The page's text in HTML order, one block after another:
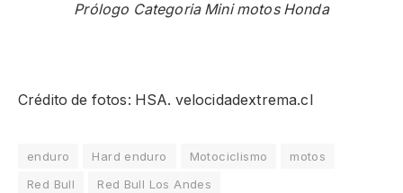
Prólogo Categoria Mini motos Honda
Crédito de fotos: HSA. velocidadextrema.cl
enduro Hard enduro Motociclismo
motos
Red Bull
Red Bull Los Andes